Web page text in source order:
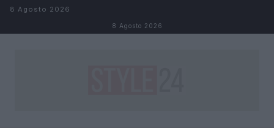
Salta al contenuto
8 Agosto 2026
8 Agosto 2026